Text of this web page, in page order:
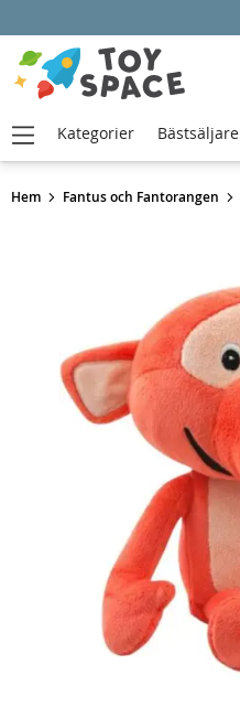
Hem Fantus och Fantorangen
Kategorier Bästsäljare